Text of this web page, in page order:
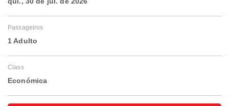
Passageiros
1 Adulto
Class
Económica